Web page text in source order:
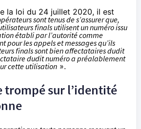
la loi du 24 juillet 2020, il est
sont tenus de s’assurer que,
finals utilisent un numéro issu
établi par l’autorité comme
pour les appels et messages qu’ils
finals sont bien affectataires dudit
dudit numéro a préalablement
cette utilisation ».
trompé sur l’identité